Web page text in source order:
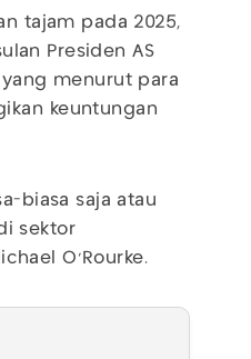
tajam pada 2025,
Presiden AS
menurut para
keuntungan
biasa saja atau
sektor
O’Rourke.